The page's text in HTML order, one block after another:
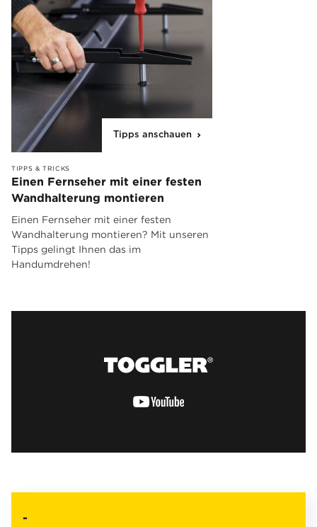
Tipps anschauen
TIPPS & TRICKS
Einen Fernseher mit einer festen
Wandhalterung montieren
Einen Fernseher mit einer festen
Wandhalterung montieren? Mit unseren
Tipps gelingt Ihnen das im
Handumdrehen!
-